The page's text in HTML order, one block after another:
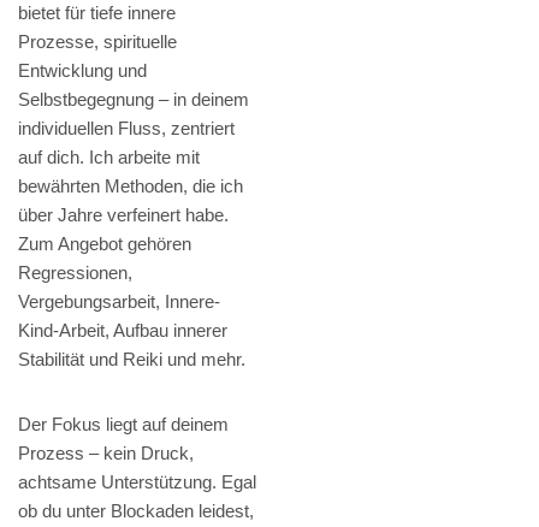
bietet für tiefe innere
Prozesse, spirituelle
Entwicklung und
Selbstbegegnung – in deinem
individuellen Fluss, zentriert
auf dich. Ich arbeite mit
bewährten Methoden, die ich
über Jahre verfeinert habe.
Zum Angebot gehören
Regressionen,
Vergebungsarbeit, Innere-
Kind-Arbeit, Aufbau innerer
Stabilität und Reiki und mehr.
Der Fokus liegt auf deinem
Prozess – kein Druck,
achtsame Unterstützung. Egal
ob du unter Blockaden leidest,